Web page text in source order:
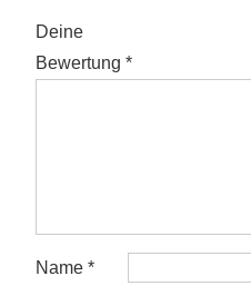
Deine
Bewertung *
Name *